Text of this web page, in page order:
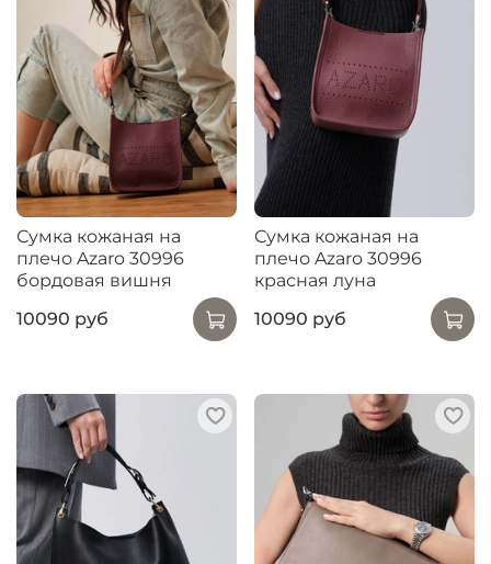
Сумка кожаная на
плечо Azaro 30996
бордовая вишня
10090 руб
Сумка кожаная на
плечо Azaro 30996
красная луна
10090 руб